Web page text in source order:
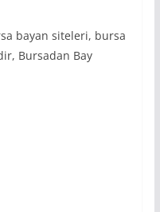
bayan siteleri, bursa
Bursadan Bay